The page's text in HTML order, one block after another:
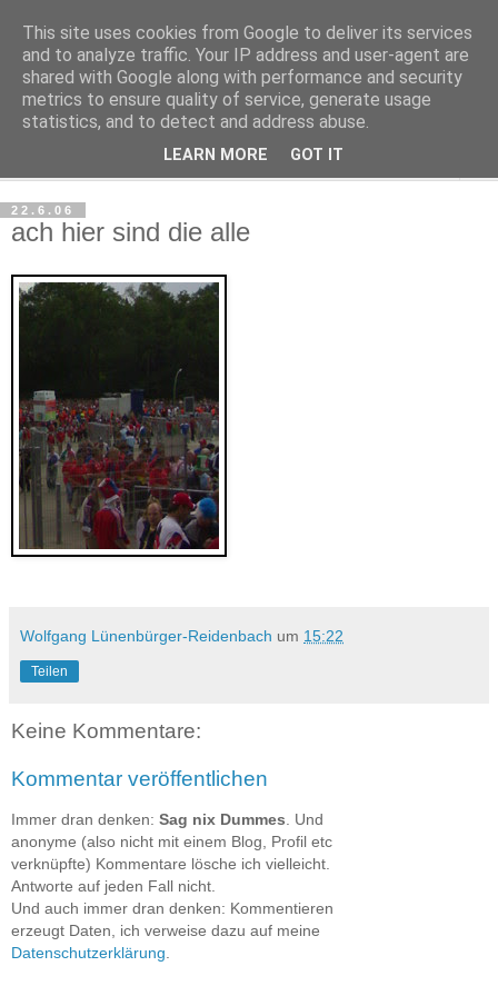
Haltungsturnen
Niveau sieht nur von unten aus wie Arroganz.
22.6.06
ach hier sind die alle
Wolfgang Lünenbürger-Reidenbach um 15:22
Teilen
Keine Kommentare:
Kommentar veröffentlichen
Immer dran denken: Sag nix Dummes . Und
anonyme (also nicht mit einem Blog, Profil etc
verknüpfte) Kommentare lösche ich vielleicht.
Antworte auf jeden Fall nicht.
Und auch immer dran denken: Kommentieren
erzeugt Daten, ich verweise dazu auf meine
Datenschutzerklärung
This site uses cookies from Google to deliver its services
and to analyze traffic. Your IP address and user-agent are
shared with Google along with performance and security
metrics to ensure quality of service, generate usage
statistics, and to detect and address abuse.
LEARN MORE GOT IT